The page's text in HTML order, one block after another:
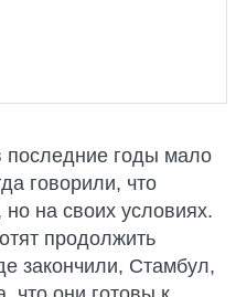
последние годы мало
говорили, что
на своих условиях.
продолжить
закончили, Стамбул,